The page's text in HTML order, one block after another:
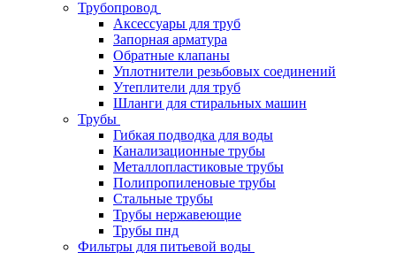
Трубопровод
Аксессуары для труб
Запорная арматура
Обратные клапаны
Уплотнители резьбовых соединений
Утеплители для труб
Шланги для стиральных машин
Трубы
Гибкая подводка для воды
Канализационные трубы
Металлопластиковые трубы
Полипропиленовые трубы
Стальные трубы
Трубы нержавеющие
Трубы пнд
Фильтры для питьевой воды